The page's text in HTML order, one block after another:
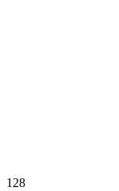
128